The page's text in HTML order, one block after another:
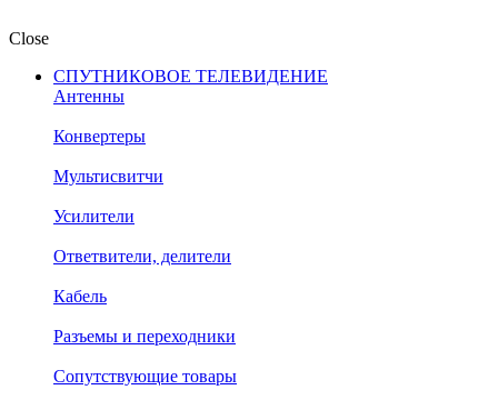
Close
СПУТНИКОВОЕ ТЕЛЕВИДЕНИЕ
Антенны
Конвертеры
Мультисвитчи
Усилители
Ответвители, делители
Кабель
Разъемы и переходники
Сопутствующие товары